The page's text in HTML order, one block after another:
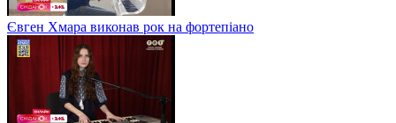
Євген Хмара виконав рок на фортепіано